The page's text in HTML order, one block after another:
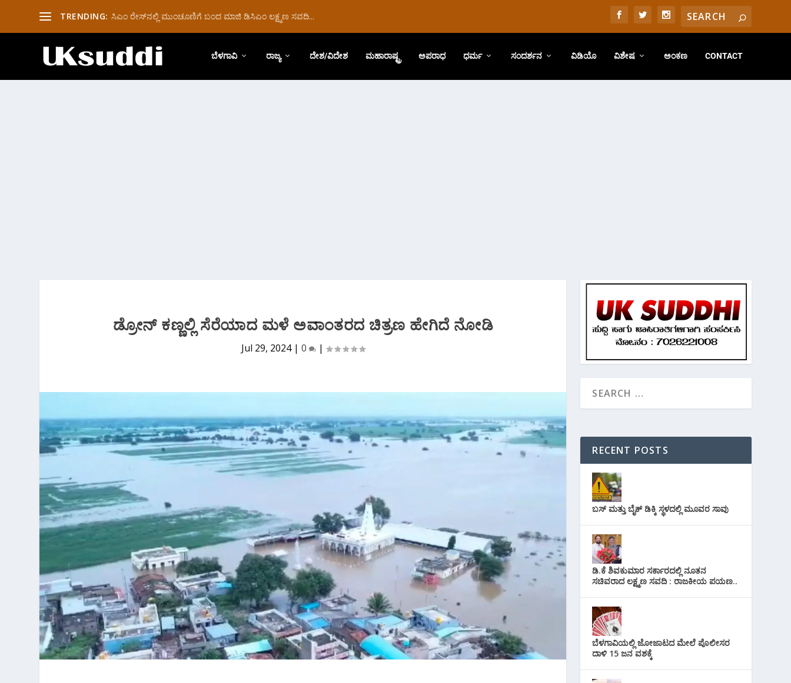
TRENDING: ಸಿಎಂ ರೇಸ್‌ನಲ್ಲಿ ಮುಂಚೂಣಿಗೆ ಬಂದ ಮಾಜಿ ಡಿಸಿಎಂ ಲಕ್ಷ್ಮಣ ಸವದಿ...
ಬೆಳಗಾವಿ ರಾಜ್ಯ ದೇಶ/ವಿದೇಶ ಮಹಾರಾಷ್ಟ್ರ ಅಪರಾಧ ಧರ್ಮ ಸಂದರ್ಶನ ವಿಡಿಯೊ ವಿಶೇಷ ಅಂಕಣ CONTACT
ಡ್ರೋನ್ ಕಣ್ಣಲ್ಲಿ ಸೆರೆಯಾದ ಮಳೆ ಅವಾಂತರದ ಚಿತ್ರಣ ಹೇಗಿದೆ ನೋಡಿ
Jul 29, 2024| 0 |
RECENT POSTS
ಬಸ್ ಮತ್ತು ಬೈಕ್ ಡಿಕ್ಕಿ ಸ್ಥಳದಲ್ಲಿ ಮೂವರ ಸಾವು
ಡಿ.ಕೆ ಶಿವಕುಮಾರ ಸರ್ಕಾರದಲ್ಲಿ ನೂತನ
ಸಚಿವರಾದ ಲಕ್ಷ್ಮಣ ಸವದಿ : ರಾಜಕೀಯ ಪಯಣ..
ಬೆಳಗಾವಿಯಲ್ಲಿ ಜೋಜಾಟದ ಮೇಲೆ ಪೊಲೀಸರ
ದಾಳಿ 15 ಜನ ವಶಕ್ಕೆ